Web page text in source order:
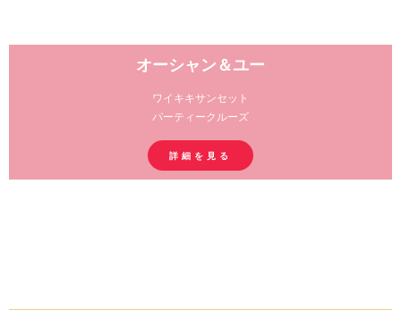
オーシャン＆ユー
ワイキキサンセット
パーティークルーズ
詳細を見る